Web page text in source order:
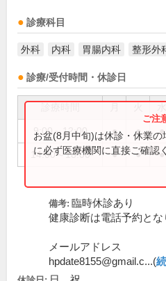
診療科目
外科 内科 胃腸内科 整形外
診療/受付時間・休診日
9:00～12:00 ● ● ●
14:00～18:00 ● ● ●
お盆(8月中旬)は休診・休業
に必ず医療機関に直接ご確認
備考: 臨時休診あり
健康診断は電話予約とな
メールアドレス
hpdate8155@gmail.c...(